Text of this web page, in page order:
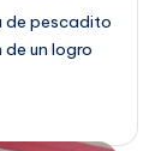
de pescadito
un logro